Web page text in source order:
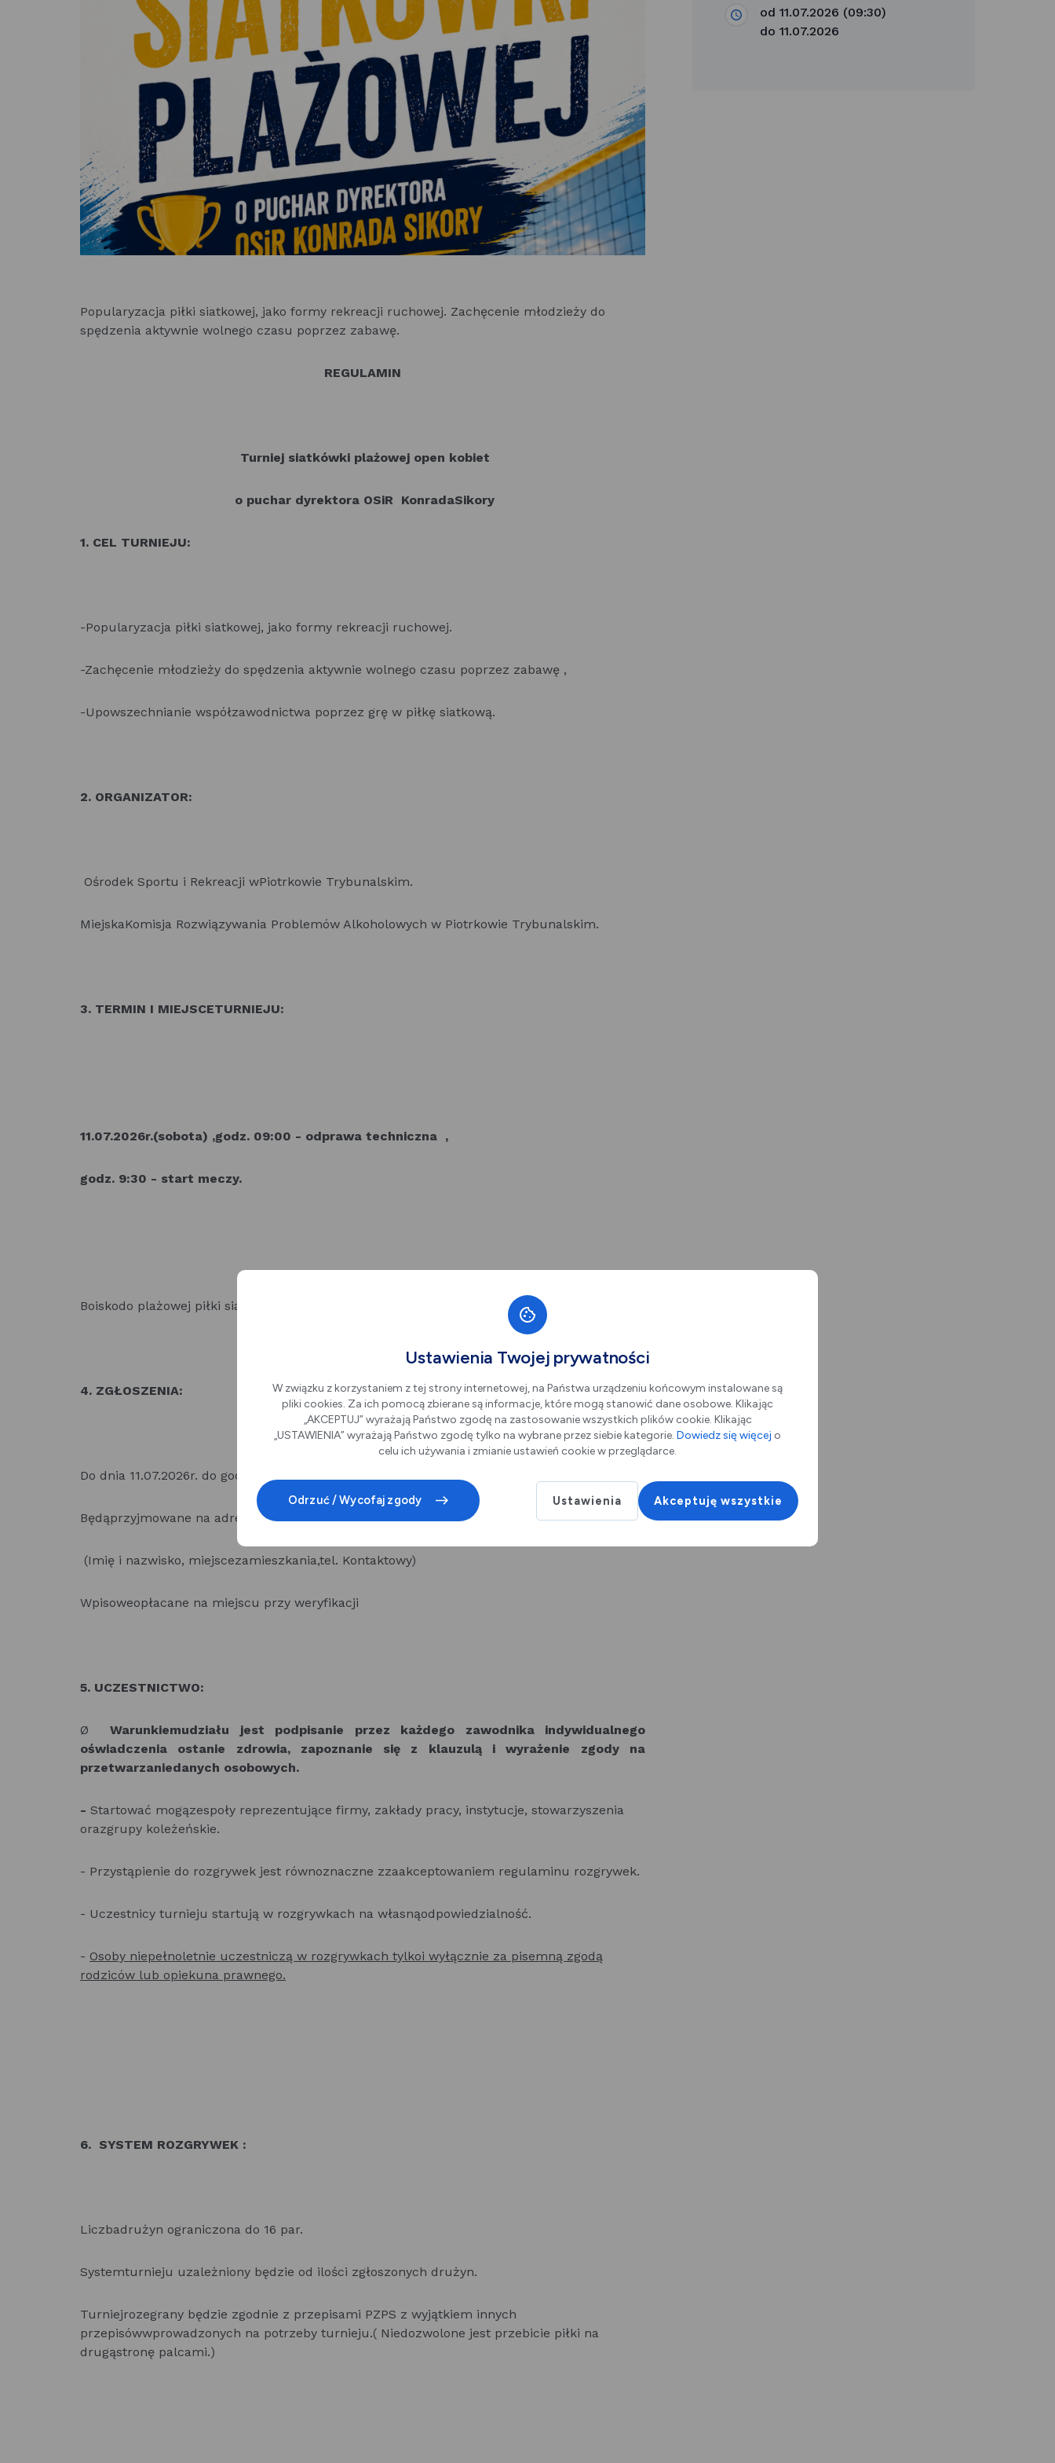
Popularyzacja piłki siatkowej, jako formy rekreacji ruchowej. Zachęcenie młodzieży do
spędzenia aktywnie wolnego czasu poprzez zabawę.
REGULAMIN
Turniej siatkówki plażowej open kobiet
o puchar dyrektora OSiR KonradaSikory
1. CEL TURNIEJU:
-Popularyzacja piłki siatkowej, jako formy rekreacji ruchowej.
-Zachęcenie młodzieży do spędzenia aktywnie wolnego czasu poprzez zabawę ,
-Upowszechnianie współzawodnictwa poprzez grę w piłkę siatkową.
2. ORGANIZATOR:
Ośrodek Sportu i Rekreacji wPiotrkowie Trybunalskim.
MiejskaKomisja Rozwiązywania Problemów Alkoholowych w Piotrkowie Trybunalskim.
3. TERMIN I MIEJSCETURNIEJU:
11.07.2026r.(sobota) ,godz. 09:00 - odprawa techniczna ,
godz. 9:30 - start meczy.
Boiskodo plażowej piłki siatkowej przy kompleksie rekreacyjnym OSiR, ul. Belzacka108/110.
4. ZGŁOSZENIA:
Do dnia 11.07.2026r. do godziny 9:00, lub do max.16 par
Będąprzyjmowane na adres e-mail : r.pawlikowski@osirpiotrkow.pl : SMS 503581030
(Imię i nazwisko, miejscezamieszkania,tel. Kontaktowy)
Wpisoweopłacane na miejscu przy weryfikacji
5. UCZESTNICTWO:
Ø Warunkiemudziału jest podpisanie przez każdego zawodnika indywidualnego
oświadczenia ostanie zdrowia, zapoznanie się z klauzulą i wyrażenie zgody na
przetwarzaniedanych osobowych.
- Startować mogązespoły reprezentujące firmy, zakłady pracy, instytucje, stowarzyszenia
orazgrupy koleżeńskie.
- Przystąpienie do rozgrywek jest równoznaczne zzaakceptowaniem regulaminu rozgrywek.
- Uczestnicy turnieju startują w rozgrywkach na własnąodpowiedzialność.
- Osoby niepełnoletnie uczestniczą w rozgrywkach tylkoi wyłącznie za pisemną zgodą
rodziców lub opiekuna prawnego.
6. SYSTEM ROZGRYWEK :
Liczbadrużyn ograniczona do 16 par.
Systemturnieju uzależniony będzie od ilości zgłoszonych drużyn.
Turniejrozegrany będzie zgodnie z przepisami PZPS z wyjątkiem innych
przepisówwprowadzonych na potrzeby turnieju.( Niedozwolone jest przebicie piłki na
drugąstronę palcami.)
od 11.07.2026 (09:30)
do 11.07.2026
Ustawienia Twojej prywatności
W związku z korzystaniem z tej strony internetowej, na Państwa urządzeniu końcowym instalowane są
pliki cookies. Za ich pomocą zbierane są informacje, które mogą stanowić dane osobowe. Klikając
„AKCEPTUJ” wyrażają Państwo zgodę na zastosowanie wszystkich plików cookie. Klikając
„USTAWIENIA” wyrażają Państwo zgodę tylko na wybrane przez siebie kategorie. Dowiedz się więcej o
celu ich używania i zmianie ustawień cookie w przeglądarce.
Odrzuć / Wycofaj zgody Ustawienia Akceptuję wszystkie